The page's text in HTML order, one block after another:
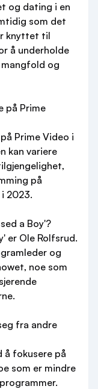
og dating i en
som det
knyttet til
å underholde
og
på Prime
Prime Video i
kan variere
på
2023.
a Boy'?
er Ole Rolfsrud.
og
noe som
fra andre
å fokusere på
som er mindre